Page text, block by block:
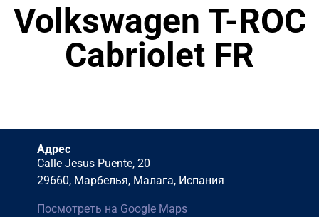
Volkswagen T-ROC
Cabriolet FR
Адрес
Calle Jesus Puente, 20
29660, Марбелья, Малага, Испания
Посмотреть на Google Maps